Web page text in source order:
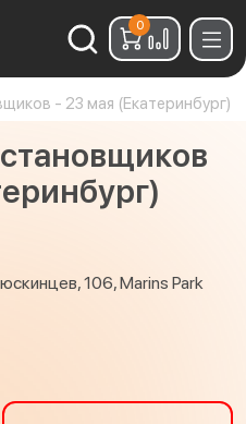
Найти:
0
- 23 мая (Екатеринбург)
106, Marins Park